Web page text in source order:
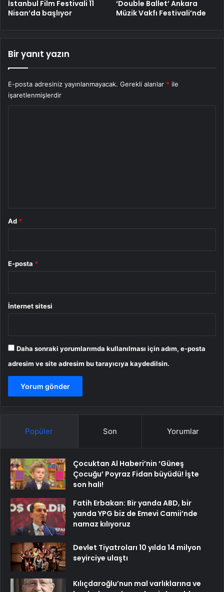
İstanbul Film Festivali 11
Nisan’da başlıyor
‘Double Ballet’ Ankara
Müzik Vakfı Festivali’nde
Bir yanıt yazın
E-posta adresiniz yayınlanmayacak. Gerekli alanlar * ile
işaretlenmişlerdir
Ad *
E-posta *
İnternet sitesi
Daha sonraki yorumlarımda kullanılması için adım, e-posta
adresim ve site adresim bu tarayıcıya kaydedilsin.
Popüler Son Yorumlar
Çocuktan Al Haberi’nin ‘Güneş
Çocuğu’ Poyraz Fidan büyüdü! İşte
son hali!
Fatih Erbakan: Bir yanda ABD, bir
yanda YPG biz de Emevi Camii’nde
namaz kılıyoruz
Devlet Tiyatroları 10 yılda 14 milyon
seyirciye ulaştı
Kılıçdaroğlu’nun mal varlıklarına ve